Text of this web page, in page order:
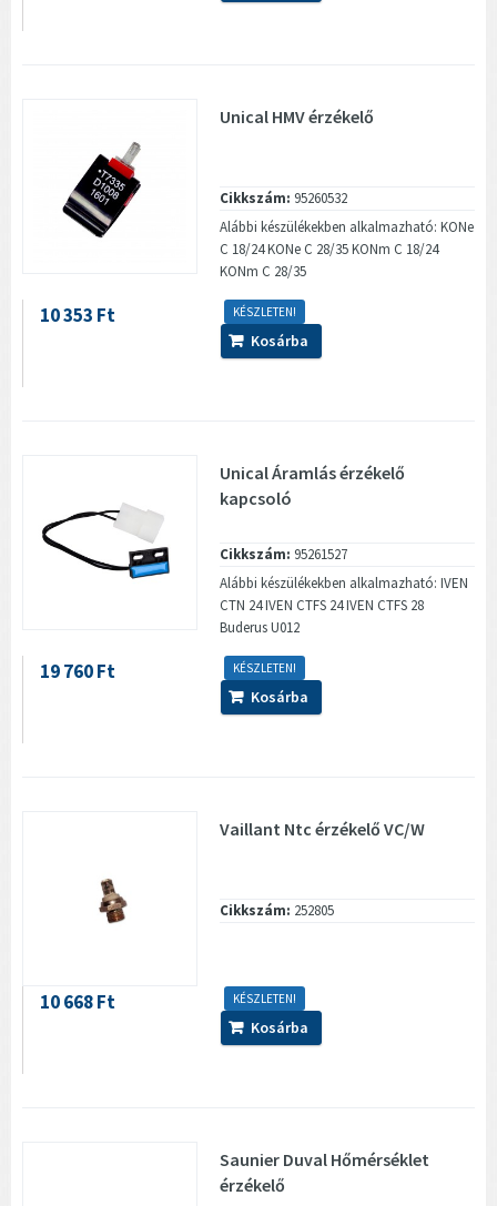
Unical HMV érzékelő
Cikkszám: 95260532
Alábbi készülékekben alkalmazható: KONe
C 18/24 KONe C 28/35 KONm C 18/24
KONm C 28/35
KÉSZLETEN!
10 353 Ft
Kosárba
Unical Áramlás érzékelő
kapcsoló
Cikkszám: 95261527
Alábbi készülékekben alkalmazható: IVEN
CTN 24 IVEN CTFS 24 IVEN CTFS 28
Buderus U012
KÉSZLETEN!
19 760 Ft
Kosárba
Vaillant Ntc érzékelő VC/W
Cikkszám: 252805
KÉSZLETEN!
10 668 Ft
Kosárba
Saunier Duval Hőmérséklet
érzékelő